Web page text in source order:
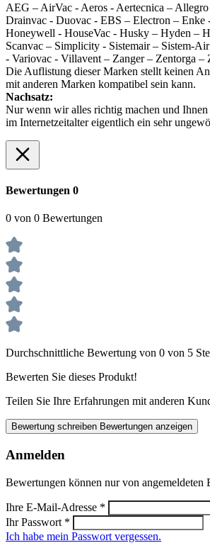
AEG – AirVac - Aeros - Aertecnica –
Drainvac - Duovac - EBS – Electron –
Honeywell - HouseVac - Husky – Hyden –
Scanvac – Simplicity - Sistemair – Sistem-
- Variovac - Villavent – Zanger – Zentorga
Die Auflistung dieser Marken stellt keinen
mit anderen Marken kompatibel sein kann.
Nachsatz:
Nur wenn wir alles richtig machen und
im Internetzeitalter eigentlich ein sehr
Bewertungen 0
0 von 0 Bewertungen
Durchschnittliche Bewertung von 0 von 5
Bewerten Sie dieses Produkt!
Teilen Sie Ihre Erfahrungen mit anderen
Bewertung schreiben Bewertungen anzeigen
Anmelden
Bewertungen können nur von angemeldeten
Ihre E-Mail-Adresse *
Ihr Passwort *
Ich habe mein Passwort vergessen.